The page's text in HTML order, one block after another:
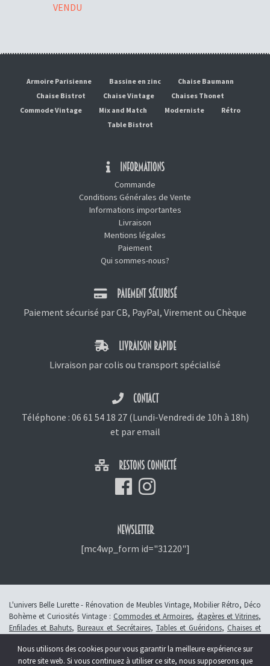
VENDU
Armoire Parisienne Bassine en zinc
Chaise Baumann
Chaise Bistrot
Chaise Vintage
Chaises Thonet
Commode Vintage
Mix and Match Moderniste
Rétro
Table Bistrot
INFORMATIONS
Commande
Conditions Générales de Vente
Informations importantes
Livraison
Mentions légales
Paiement
Qui sommes-nous?
PAIEMENT SÉCURISÉ
Paiement sécurisé par CB, PayPal, Virement ou Chèque
LIVRAISON RAPIDE
Livraison par colis ou transport spécialisé
CONTACT
Téléphone : 06 61 54 18 27(Lundi-Vendredi de 10h à 18h)
et par email
RESTONS CONNECTÉ
NEWSLETTER
[mc4wp_form id="31220"]
L'univers Belle Lurette - Rénovation de Meubles Vintage, Mobilier Rétro, Déco
Bohème et Curiosités Vintage : Commodes et Armoires, étagères et Vitrines,
Enfilades et Bahuts,Bureaux et Secrétaires, Tables et Guéridons, Chaises et
© 2013 - 2026 L'atelier Belle Lurette - Rénovation de meubles vintage, en
Nous utilisons des cookies pour vous garantir la meilleure expérience sur
notre site web. Si vous continuez à utiliser ce site, nous supposerons que